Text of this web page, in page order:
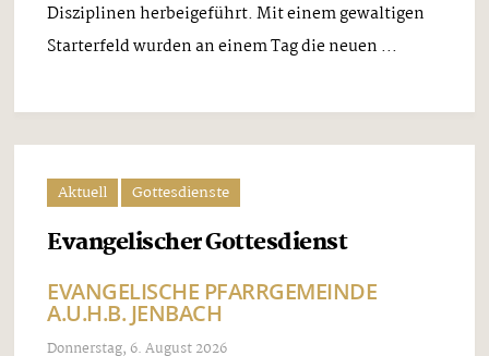
Disziplinen herbeigeführt. Mit einem gewaltigen
Starterfeld wurden an einem Tag die neuen ...
Aktuell Gottesdienste
Evangelischer Gottesdienst
EVANGELISCHE PFARRGEMEINDE
A.U.H.B. JENBACH
Donnerstag, 6. August 2026